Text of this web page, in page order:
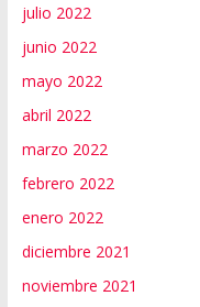
julio 2022
junio 2022
mayo 2022
abril 2022
marzo 2022
febrero 2022
enero 2022
diciembre 2021
noviembre 2021